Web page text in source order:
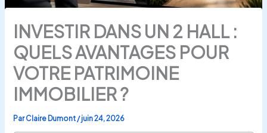
INVESTIR DANS UN 2 HALL :
QUELS AVANTAGES POUR
VOTRE PATRIMOINE
IMMOBILIER ?
ParClaire Dumont /juin 24, 2026